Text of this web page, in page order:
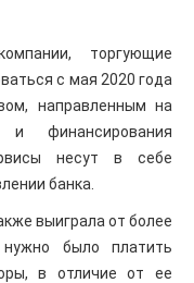
торгующие
с мая 2020 года
направленным на
финансирования
несут в себе
банка.
выиграла от более
было платить
в отличие от ее